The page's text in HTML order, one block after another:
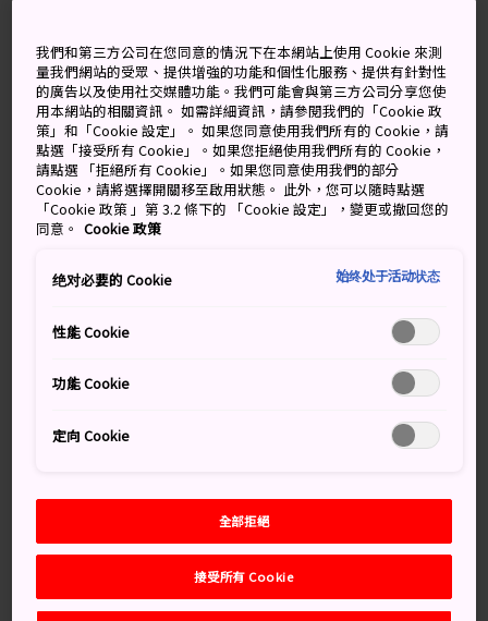
取得轉乘資訊
關鍵字 地圖
宮古島西岸 7 公里長的天堂
雖然沖繩 的宮古島
知名度較為不高，卻是與那霸前濱
譽的原始海岸線。
萬勿錯過
在碧藍海水中，享受世界級的浮潛和潛水體驗
無可比擬的夕陽美景
我們和第三方公司在您同意的情況下在本網站上使用 Cookie 來測
量我們網站的受眾、提供增強的功能和個性化服務、提供有針對性
的廣告以及使用社交媒體功能。我們可能會與第三方公司分享您使
用本網站的相關資訊。 如需詳細資訊，請參閱我們的「Cookie 政
策」和「Cookie 設定」。 如果您同意使用我們所有的 Cookie，請
點選「接受所有 Cookie」。如果您拒絕使用我們所有的 Cookie，
請點選 「拒絕所有 Cookie」。如果您同意使用我們的部分
Cookie，請將選擇開關移至啟用狀態。 此外，您可以隨時點選
「Cookie 政策 」第 3.2 條下的 「Cookie 設定」，變更或撤回您的
同意。 Cookie 政策
绝对必要的 Cookie 始终处于活动状态
性能 Cookie
功能 Cookie
定向 Cookie
全部拒絕
接受所有 Cookie